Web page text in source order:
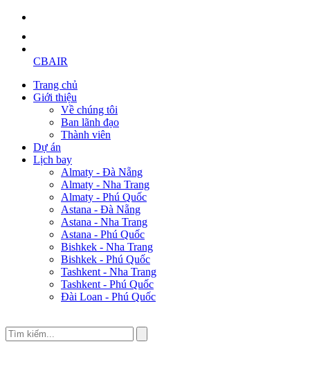
CBAIR
Trang chủ
Giới thiệu
Về chúng tôi
Ban lãnh đạo
Thành viên
Dự án
Lịch bay
Almaty - Đà Nẵng
Almaty - Nha Trang
Almaty - Phú Quốc
Astana - Đà Nẵng
Astana - Nha Trang
Astana - Phú Quốc
Bishkek - Nha Trang
Bishkek - Phú Quốc
Tashkent - Nha Trang
Tashkent - Phú Quốc
Đài Loan - Phú Quốc